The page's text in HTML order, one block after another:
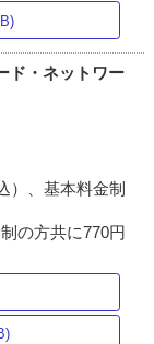
ド・ネットワー
）、基本料金制
の方共に770円